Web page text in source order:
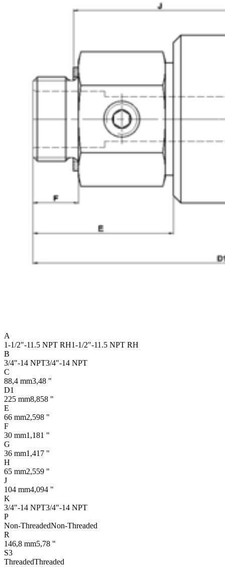
A
1-1/2"-11.5 NPT RH1-1/2"-11.5 NPT RH
B
3/4"-14 NPT3/4"-14 NPT
C
88,4 mm3,48 "
D1
225 mm8,858 "
E
66 mm2,598 "
F
30 mm1,181 "
G
36 mm1,417 "
H
65 mm2,559 "
J
104 mm4,094 "
K
3/4"-14 NPT3/4"-14 NPT
P
Non-ThreadedNon-Threaded
R
146,8 mm5,78 "
S3
ThreadedThreaded